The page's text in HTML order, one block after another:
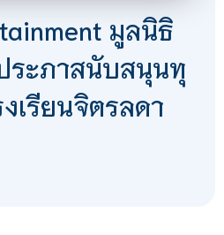
มูลนิธิ
ะภาสนับสนุนทุ
เรียนจิตรลดา